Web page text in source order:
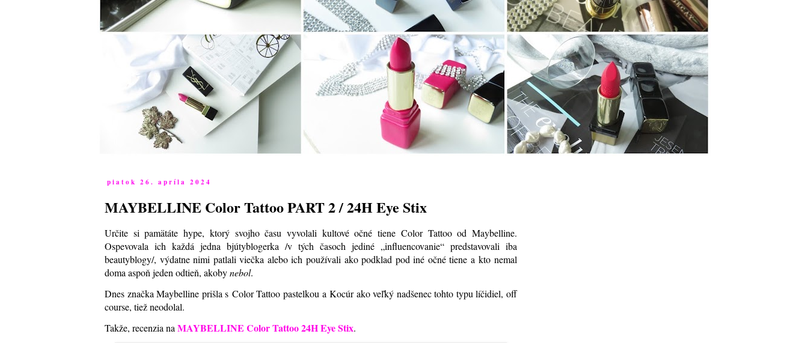
piatok 26. apríla 2024
MAYBELLINE Color Tattoo PART 2 / 24H Eye Stix
Určite si pamätáte hype, ktorý svojho času vyvolali kultové očné tiene Color Tattoo od Maybelline.
Ospevovala ich každá jedna bjútyblogerka /v tých časoch jediné „influencovanie“ predstavovali iba
beautyblogy/, výdatne nimi patlali viečka alebo ich používali ako podklad pod iné očné tiene a kto nemal
doma aspoň jeden odtieň, akobynebol.
Dnes značka Maybelline prišla s Color Tattoo pastelkou a Kocúr ako veľký nadšenec tohto typu líčidiel, off
course, tiež neodolal.
Takže, recenzia na MAYBELLINE Color Tattoo 24H Eye Stix.